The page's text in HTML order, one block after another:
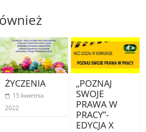
ŻYCZENIA
15 kwietnia
2022
„POZNAJ
SWOJE
PRAWA W
PRACY”-
EDYCJA X